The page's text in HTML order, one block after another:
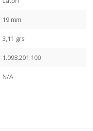
19 mm
3,11 grs
1.098.201.100
N/A